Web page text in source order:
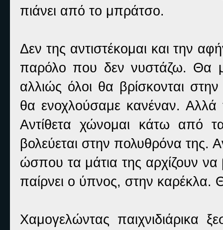
πιάνει από το μπράτσο.
Δεν της αντιστέκομαι και την
παρόλο που δεν νυστάζω. Θα
αλλιώς όλοι θα βρίσκονται
θα ενοχλούσαμε κανέναν.
Αντίθετα χώνομαι κάτω από
βολεύεται στην πολυθρόνα της.
ώσπου τα μάτια της αρχίζουν
παίρνει ο ύπνος, στην καρέκλα.
Χαμογελώντας παιχνιδιάρικα